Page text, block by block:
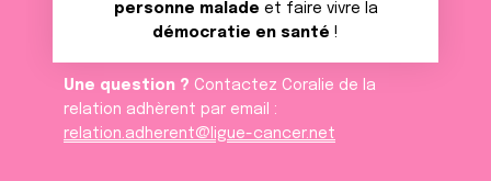
personne malade et faire vivre la
démocratie en santé !
Une question ? Contactez Coralie de la
relation adhèrent par email :
relation.adherent@ligue-cancer.net